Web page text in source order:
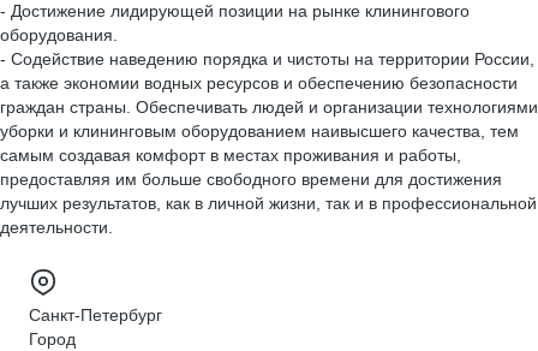
- Достижение лидирующей позиции на рынке клинингового
оборудования.
- Содействие наведению порядка и чистоты на территории России,
а также экономии водных ресурсов и обеспечению безопасности
граждан страны. Обеспечивать людей и организации технологиями
уборки и клининговым оборудованием наивысшего качества, тем
самым создавая комфорт в местах проживания и работы,
предоставляя им больше свободного времени для достижения
лучших результатов, как в личной жизни, так и в профессиональной
деятельности.
Санкт-Петербург
Город